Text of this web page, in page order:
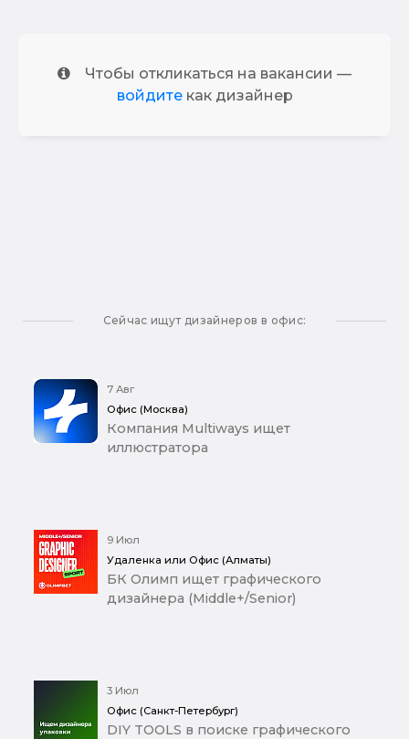
Чтобы откликаться на вакансии —
войдитекак дизайнер
Сейчас ищут дизайнеров в офис:
7 Авг
Офис (Москва)
Компания Multiways ищет
иллюстратора
9 Июл
Удаленка или Офис (Алматы)
БК Олимп ищет графического
дизайнера (Middle+/Senior)
3 Июл
Офис (Санкт-Петербург)
DIY TOOLS в поиске графического